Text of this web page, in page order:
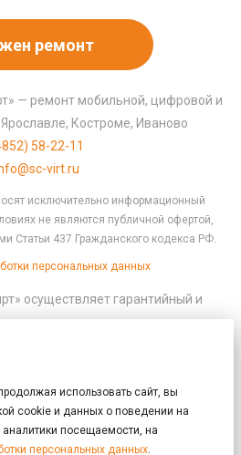
ремонт
— ремонт мобильной, цифровой и
Костроме, Иваново
58-22-11
virt.ru
исключительно информационный
не являются публичной офертой,
Статьи 437 Гражданского кодекса РФ.
персональных данных
осуществляет гарантийный и
по имеющимся авторизациям:
телевизоров
и ноутбуков
холодильников
использовать сайт, вы
cookie и данных о поведении на
посещаемости, на
персональных данных.